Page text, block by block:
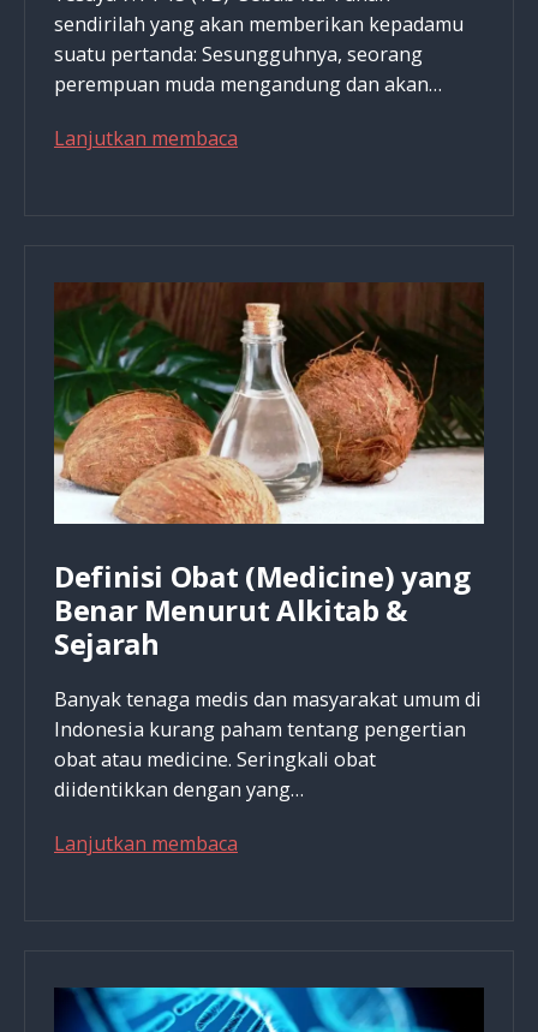
sendirilah yang akan memberikan kepadamu
suatu pertanda: Sesungguhnya, seorang
perempuan muda mengandung dan akan…
Lanjutkan membaca
Disaat
Kecil,
Apa
Pelajaran
Kesehatannya?
Definisi Obat (Medicine) yang
Benar Menurut Alkitab &
Sejarah
Banyak tenaga medis dan masyarakat umum di
Indonesia kurang paham tentang pengertian
obat atau medicine. Seringkali obat
diidentikkan dengan yang…
Lanjutkan membaca
Menurut
Alkitab